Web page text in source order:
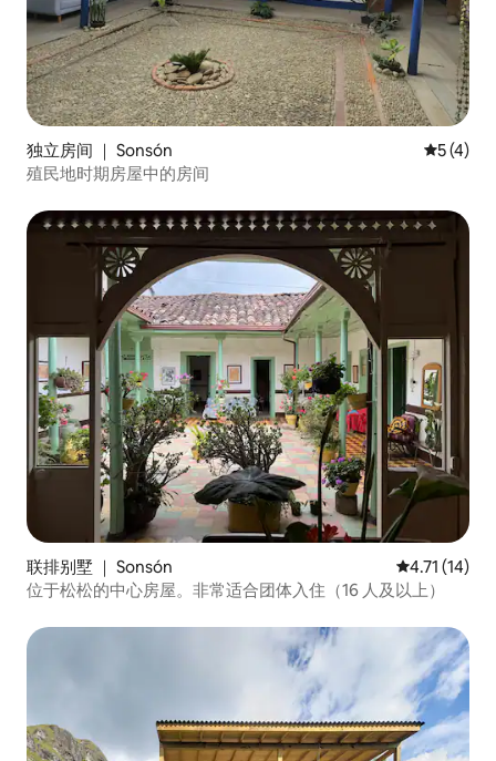
独立房间 ｜ Sonsón 平均评分
5 (4)
殖民地时期房屋中的房间
联排别墅 ｜ Sonsón 平均评分
4.71 (14)
位于松松的中心房屋。非常适合团体入住（16 人及以上）